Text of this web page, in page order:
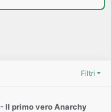
Filtri
Il primo vero Anarchy